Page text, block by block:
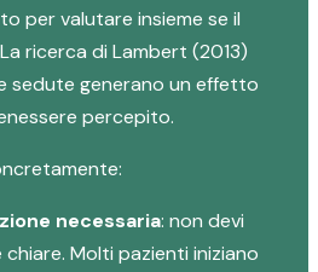
per valutare insieme se il
ricerca di Lambert (2013)
sedute generano un effetto
percepito.
necessaria: non devi
Molti pazienti iniziano